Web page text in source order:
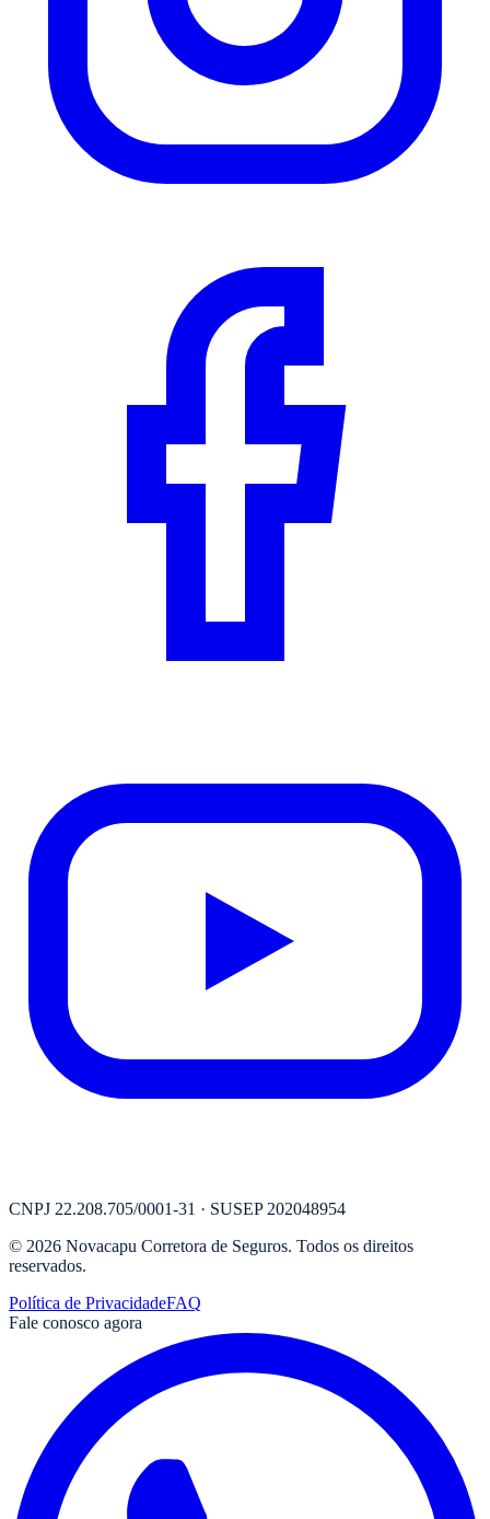
CNPJ 22.208.705/0001-31 · SUSEP 202048954
© 2026 Novacapu Corretora de Seguros. Todos os direitos
reservados.
Política de PrivacidadeFAQ
Fale conosco agora